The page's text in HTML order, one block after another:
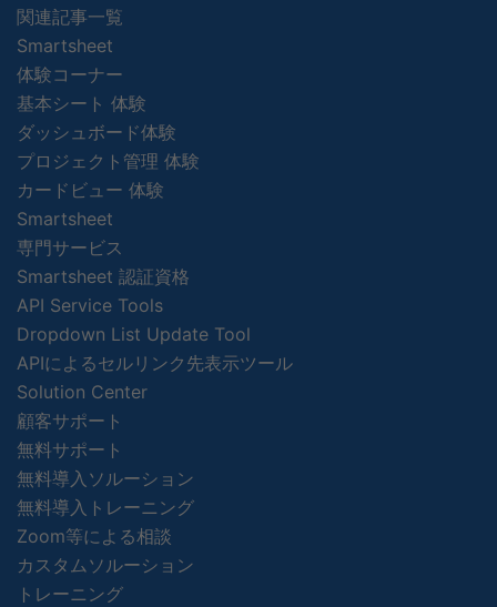
関連記事一覧
Smartsheet
体験コーナー
基本シート 体験
ダッシュボード体験
プロジェクト管理 体験
カードビュー 体験
Smartsheet
専門サービス
Smartsheet 認証資格
API Service Tools
Dropdown List Update Tool
APIによるセルリンク先表示ツール
Solution Center
顧客サポート
無料サポート
無料導入ソルーション
無料導入トレーニング
Zoom等による相談
カスタムソルーション
トレーニング